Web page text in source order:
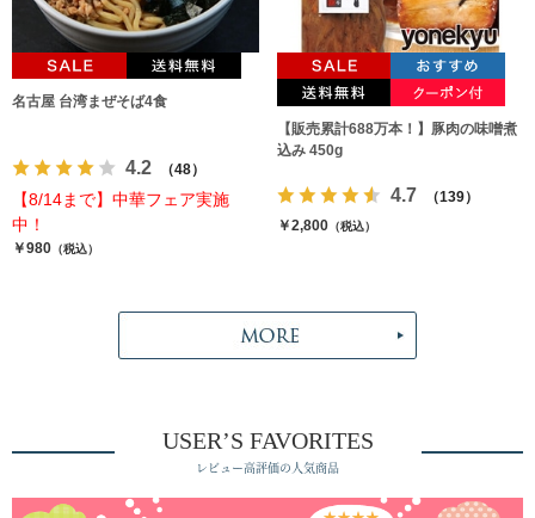
名古屋 台湾まぜそば4食
4.2 （48）
【8/14まで】中華フェア実施
中！
￥980 （税込）
【販売累計688万本！】豚肉の味噌煮
込み 450g
4.7
（139）
￥2,800（税込）
USER’S FAVORITES
レビュー高評価の人気商品